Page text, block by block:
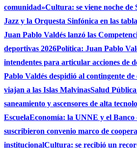
comunidad»Cultura: se viene noche de
Jazz y la Orquesta Sinfónica en las
Juan Pablo Valdés lanzó las
deportivas 2026Política: Juan Pablo
intendentes para articular acciones de
Pablo Valdés despidió al contingente de
viajan a las Islas MalvinasSalud
saneamiento y ascensores de alta
EscuelaEconomía: la UNNE y el Banco
suscribieron convenio marco de
institucionalCultura: se recibió un